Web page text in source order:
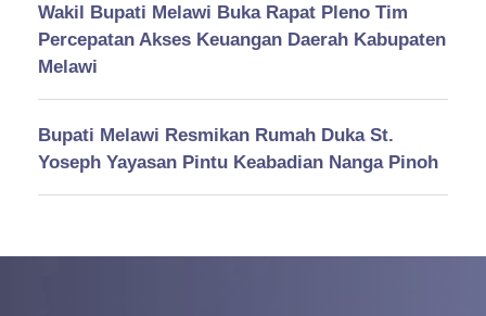
Wakil Bupati Melawi Buka Rapat Pleno Tim
Percepatan Akses Keuangan Daerah Kabupaten
Melawi
Bupati Melawi Resmikan Rumah Duka St.
Yoseph Yayasan Pintu Keabadian Nanga Pinoh